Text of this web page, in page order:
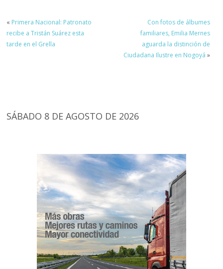
« Primera Nacional: Patronato
recibe a Tristán Suárez esta
tarde en el Grella
Con fotos de álbumes
familiares, Emilia Mernes
aguarda la distinción de
Ciudadana Ilustre en Nogoyá »
SÁBADO 8 DE AGOSTO DE 2026